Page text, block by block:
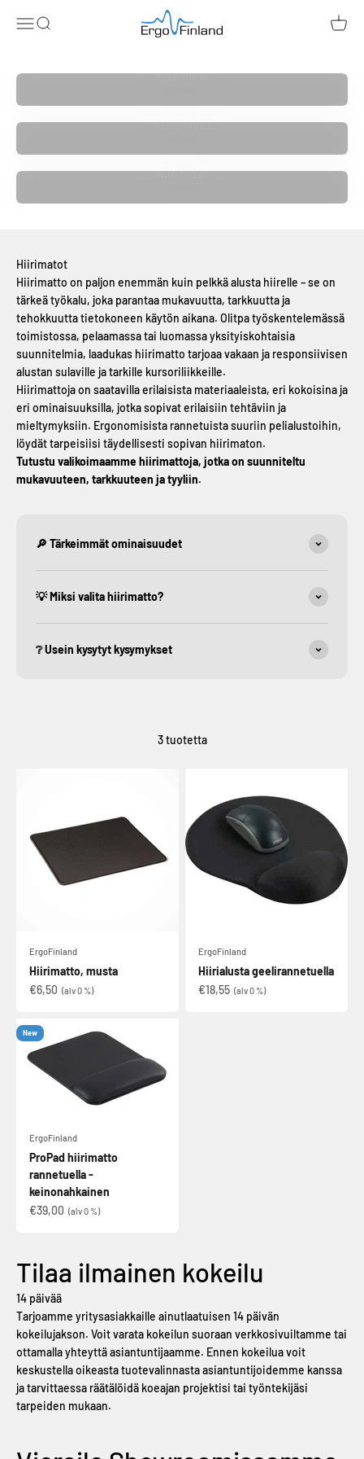
Avaa navigointivalikko
Avaa haku ErgoFinland Avaa
Pystyhiiret
Keskihiiret
Hiirimatot
Hiirimatot
Hiirimatto on paljon enemmän kuin pelkkä alusta hiirelle – se on
tärkeä työkalu, joka parantaa mukavuutta, tarkkuutta ja
tehokkuutta tietokoneen käytön aikana. Olitpa työskentelemässä
toimistossa, pelaamassa tai luomassa yksityiskohtaisia
suunnitelmia, laadukas hiirimatto tarjoaa vakaan ja responsiivisen
alustan sulaville ja tarkille kursoriliikkeille.
Hiirimattoja on saatavilla erilaisista materiaaleista, eri kokoisina ja
eri ominaisuuksilla, jotka sopivat erilaisiin tehtäviin ja
mieltymyksiin. Ergonomisista rannetuista suuriin pelialustoihin,
löydät tarpeisiisi täydellisesti sopivan hiirimaton.
Tutustu valikoimaamme hiirimattoja, jotka on suunniteltu
mukavuuteen, tarkkuuteen ja tyyliin.
🔎 Tärkeimmät ominaisuudet
💡 Miksi valita hiirimatto?
❔ Usein kysytyt kysymykset
3 tuotetta
ErgoFinland
Hiirimatto, musta
€6,50 (alv 0 %)
ErgoFinland
Hiirialusta geelirannetuella
€18,55 (alv 0 %)
New
ErgoFinland
ProPad hiirimatto
rannetuella -
keinonahkainen
€39,00 (alv 0 %)
Tilaa ilmainen kokeilu
14 päivää
Tarjoamme yritysasiakkaille ainutlaatuisen 14 päivän
kokeilujakson. Voit varata kokeilun suoraan verkkosivuiltamme tai
ottamalla yhteyttä asiantuntijaamme. Ennen kokeilua voit
keskustella oikeasta tuotevalinnasta asiantuntijoidemme kanssa
ja tarvittaessa räätälöidä koeajan projektisi tai työntekijäsi
tarpeiden mukaan.